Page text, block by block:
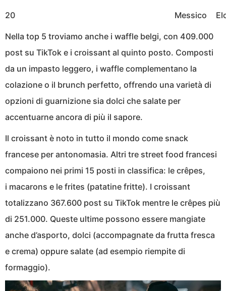
20 Messico
Nella top 5 troviamo anche i waffle belgi, con 409.000
post su TikTok e i croissant al quinto posto. Composti
da un impasto leggero, i waffle complementano la
colazione o il brunch perfetto, offrendo una varietà di
opzioni di guarnizione sia dolci che salate per
accentuarne ancora di più il sapore.
Il croissant è noto in tutto il mondo come snack
francese per antonomasia. Altri tre street food francesi
compaiono nei primi 15 posti in classifica: le crêpes,
i macarons e le frites (patatine fritte). I croissant
totalizzano 367.600 post su TikTok mentre le crêpes più
di 251.000. Queste ultime possono essere mangiate
anche d’asporto, dolci (accompagnate da frutta fresca
e crema) oppure salate (ad esempio riempite di
formaggio).